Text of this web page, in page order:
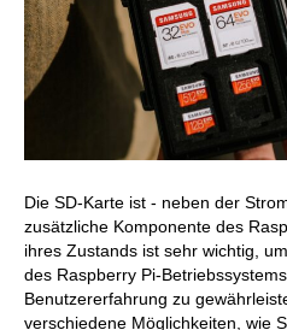
Die SD-Karte ist - neben der
zusätzliche Komponente des
ihres Zustands ist sehr wichtig,
des Raspberry Pi-
Benutzererfahrung zu
verschiedene Möglichkeiten, wie